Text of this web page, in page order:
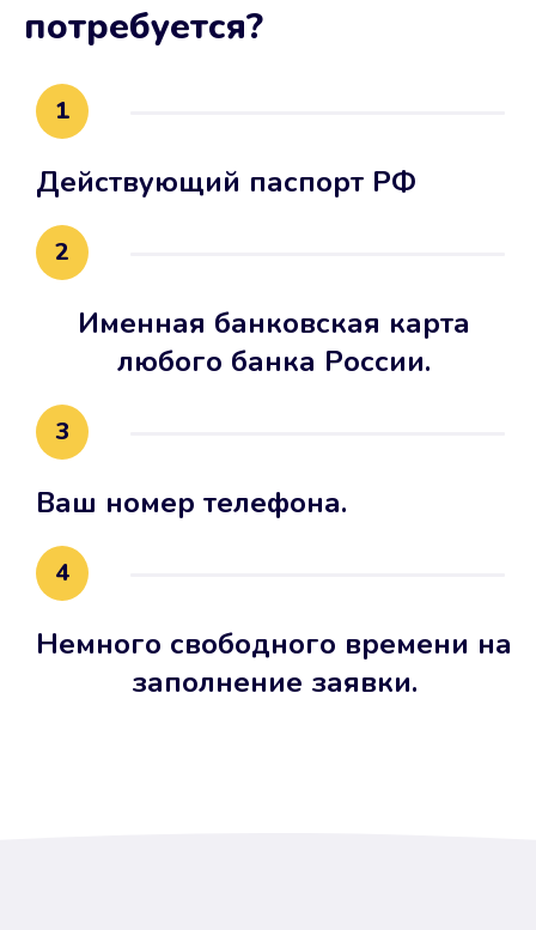
потребуется?
1
Действующий паспорт РФ
2
Именная банковская карта
любого банка России.
3
Ваш номер телефона.
4
Немного свободного времени на
заполнение заявки.